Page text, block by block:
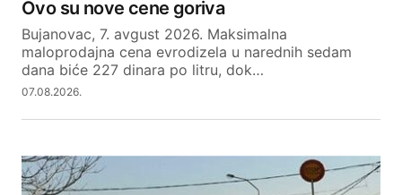
Ovo su nove cene goriva
Bujanovac, 7. avgust 2026. Maksimalna
maloprodajna cena evrodizela u narednih sedam
dana biće 227 dinara po litru, dok…
07.08.2026.